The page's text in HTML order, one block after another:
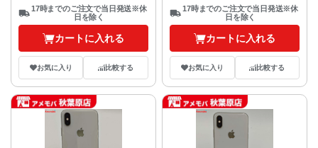
17時までのご注文で当日発送※休
日を除く
カートに入れる
お気に入り 比較する
17時までのご注文で当日発送※休
日を除く
カートに入れる
お気に入り 比較する